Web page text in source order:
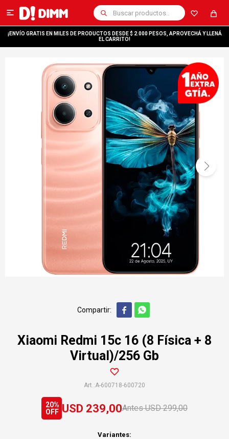

¡ENVÍO GRATIS EN MILES DE PRODUCTOS DESDE $ 2.000 PESOS, APROVECHÁ Y LLENÁ
EL CARRITO!
 
Xiaomi Redmi 15c 16 (8 Física + 8
Virtual)/256 Gb
A-600718-600720
USD 239,00 USD 299,00
20
Variantes: